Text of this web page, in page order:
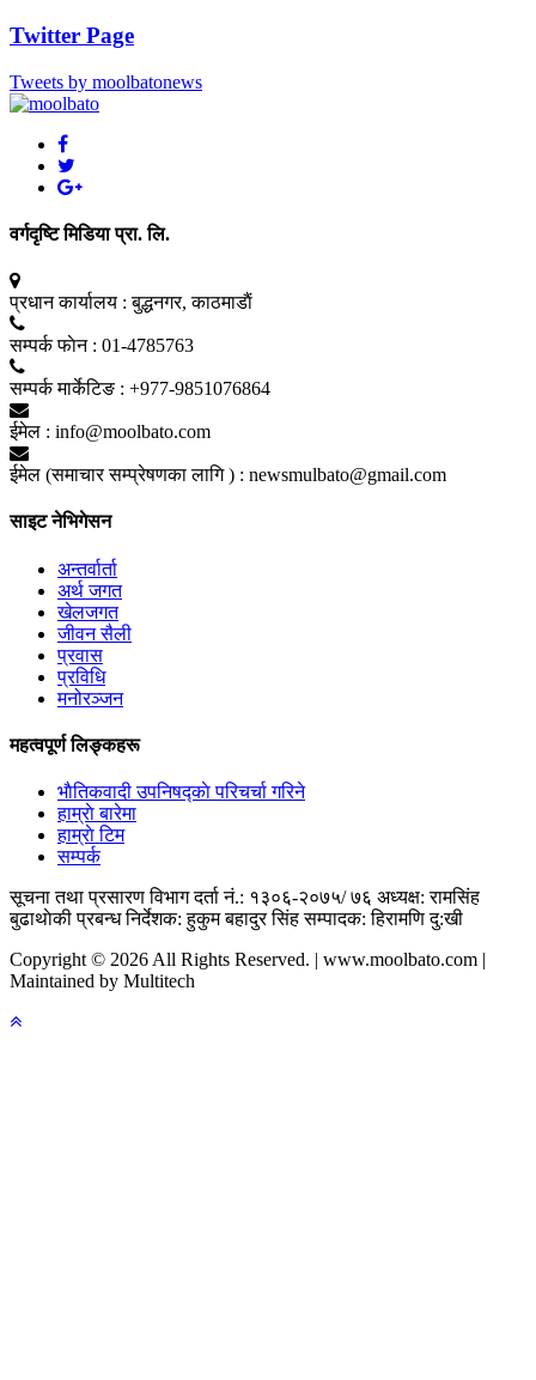
Twitter Page
Tweets by moolbatonews
वर्गदृष्टि मिडिया प्रा. लि.
प्रधान कार्यालय : बुद्धनगर, काठमाडाैं
सम्पर्क फाेन : 01-4785763
सम्पर्क मार्केटिङ : +977-9851076864
ईमेल : info@moolbato.com
ईमेल (समाचार सम्प्रेषणका लागि ) : newsmulbato@gmail.com
साइट नेभिगेसन
अन्तर्वार्ता
अर्थ जगत
खेलजगत
जीवन सैली
प्रवास
प्रविधि
मनोरञ्जन
महत्वपूर्ण लिङ्कहरू
भाैतिकवादी उपनिषद्काे परिचर्चा गरिने
हाम्राे बारेमा
हाम्राे टिम
सम्पर्क
सूचना तथा प्रसारण विभाग दर्ता नं.: १३०६-२०७५/ ७६ अध्यक्ष: रामसिंह
बुढाथाेकी प्रबन्ध निर्देशक: हुकुम बहादुर सिंह सम्पादक: हिरामणि दु:खी
Copyright © 2026 All Rights Reserved. | www.moolbato.com |
Maintained by Multitech